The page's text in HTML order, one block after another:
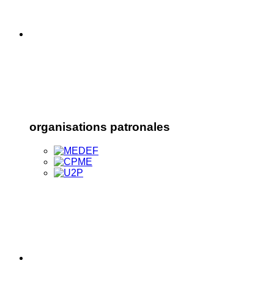
organisations patronales